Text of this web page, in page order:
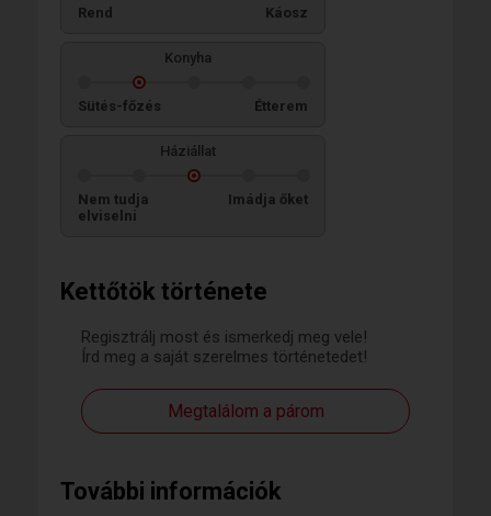
Kettőtök története
Regisztrálj most és ismerkedj meg vele!
Írd meg a saját szerelmes történetedet!
Megtalálom a párom
További információk
Rend Káosz
Konyha
Sütés-főzés Étterem
Háziállat
Nem tudja
elviselni
Imádja őket